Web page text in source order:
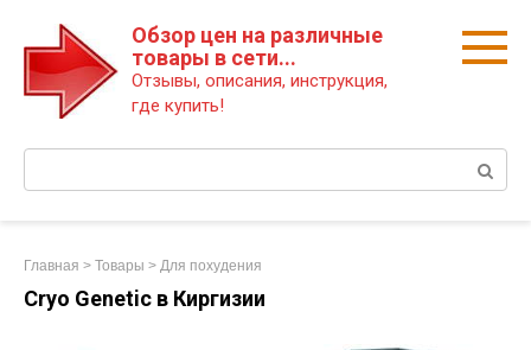
Обзор цен на различные
товары в сети...
Отзывы, описания, инструкция,
где купить!
Главная > Товары > Для похудения
Cryo Genetic в Киргизии